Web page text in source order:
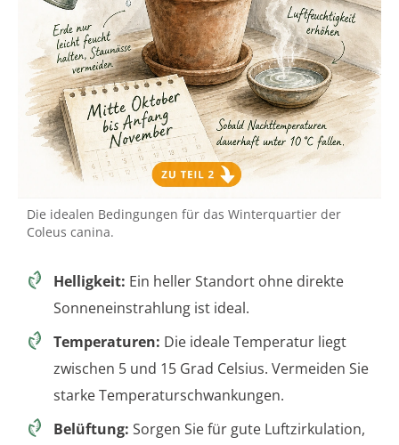
Die idealen Bedingungen für das Winterquartier der
Coleus canina.
Helligkeit: Ein heller Standort ohne direkte
Sonneneinstrahlung ist ideal.
Temperaturen: Die ideale Temperatur liegt
zwischen 5 und 15 Grad Celsius. Vermeiden Sie
starke Temperaturschwankungen.
Belüftung: Sorgen Sie für gute Luftzirkulation,